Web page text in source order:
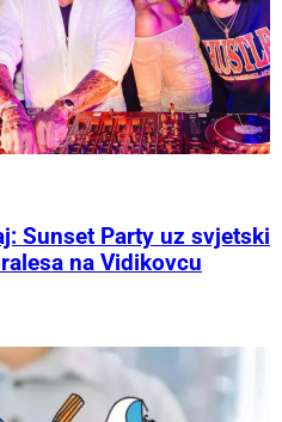
Sunset Party uz svjetski
na Vidikovcu